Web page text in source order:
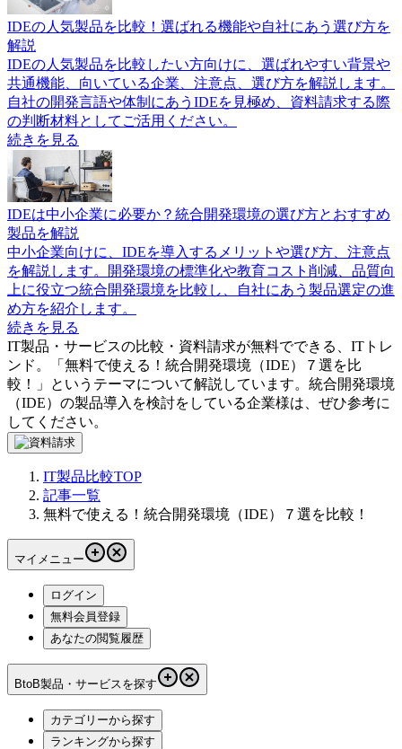
IDEの人気製品を比較！選ばれる機能や自社にあう選び方を
解説
IDEの人気製品を比較したい方向けに、選ばれやすい背景や
共通機能、向いている企業、注意点、選び方を解説します。
自社の開発言語や体制にあうIDEを見極め、資料請求する際
の判断材料としてご活用ください。
続きを見る
IDEは中小企業に必要か？統合開発環境の選び方とおすすめ
製品を解説
中小企業向けに、IDEを導入するメリットや選び方、注意点
を解説します。開発環境の標準化や教育コスト削減、品質向
上に役立つ統合開発環境を比較し、自社にあう製品選定の進
め方を紹介します。
続きを見る
IT製品・サービスの比較・資料請求が無料でできる、ITトレ
ンド。「 無料で使える！統合開発環境（IDE）７選を比
較！
」というテーマについて解説しています。 統合開発環境
（IDE） の製品導入を検討をしている企業様は、ぜひ参考に
してください。
IT製品比較TOP
記事一覧
無料で使える！統合開発環境（IDE）７選を比較！
マイメニュー
ログイン
無料会員登録
あなたの閲覧履歴
BtoB製品・サービスを探す
カテゴリーから探す
ランキングから探す